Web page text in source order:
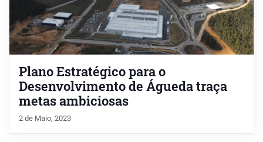
Plano Estratégico para o
Desenvolvimento de Águeda traça
metas ambiciosas
2 de Maio, 2023